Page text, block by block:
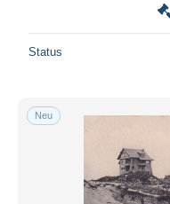
Status
Neu